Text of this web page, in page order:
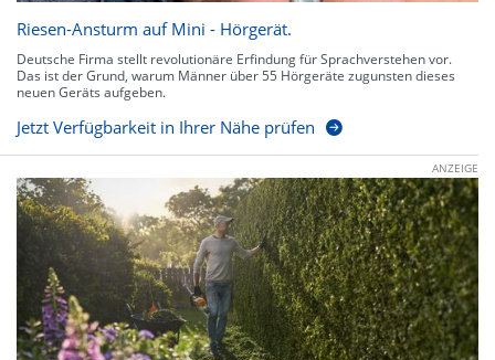
Riesen-Ansturm auf Mini - Hörgerät.
Deutsche Firma stellt revolutionäre Erfindung für Sprachverstehen vor.
Das ist der Grund, warum Männer über 55 Hörgeräte zugunsten dieses
neuen Geräts aufgeben.
Jetzt Verfügbarkeit in Ihrer Nähe prüfen
ANZEIGE